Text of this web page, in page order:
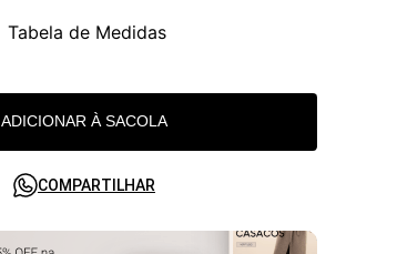
Tabela de Medidas
ADICIONAR À SACOLA
COMPARTILHAR